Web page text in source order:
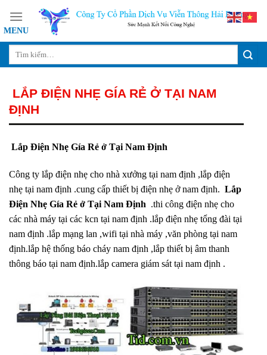
content
LẮP ĐIỆN NHẸ GÍA RẺ Ở TẠI NAM
ĐỊNH
Lắp Điện Nhẹ Gía Rẻ ở Tại Nam Định
Công ty lắp điện nhẹ cho nhà xưởng tại nam định ,lắp điện
nhẹ tại nam định .cung cấp thiết bị điện nhẹ ở nam định. Lắp
Điện Nhẹ Gía Rẻ ở Tại Nam Định .thi công điện nhẹ cho
các nhà máy tại các kcn tại nam định .lắp điện nhẹ tổng đài tại
nam định .lắp mạng lan ,wifi tại nhà máy ,văn phòng tại nam
định.lắp hệ thống báo cháy nam định ,lắp thiết bị âm thanh
thông báo tại nam định.lắp camera giám sát tại nam định .